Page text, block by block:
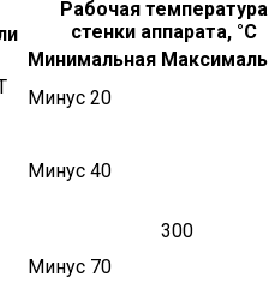
Рабочая температура
стенки аппарата, °С
Минимальная
Минус 20
300
Минус 40
Минус 70